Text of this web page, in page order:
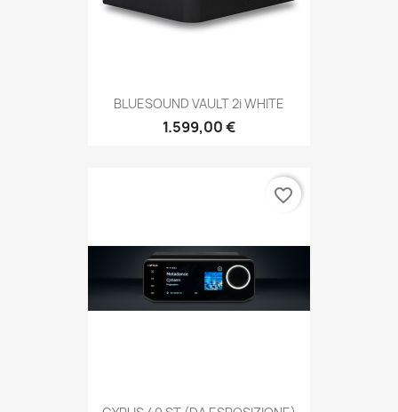
BLUESOUND VAULT 2i WHITE
1.599,00 €
favorite_border